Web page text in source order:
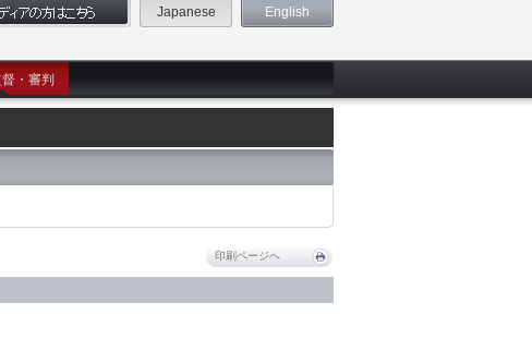
Japanese English
・審判
印刷ページへ